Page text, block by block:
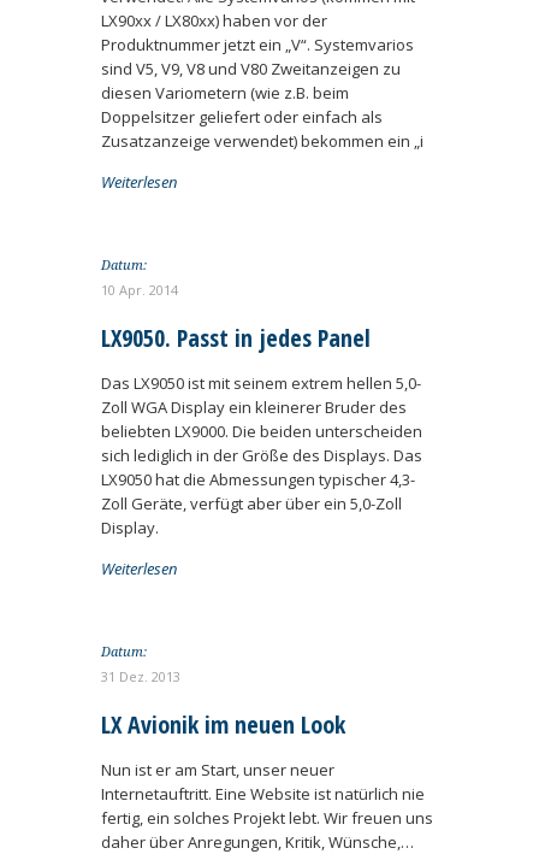
LX90xx / LX80xx) haben vor der
Produktnummer jetzt ein „V“. Systemvarios
sind V5, V9, V8 und V80 Zweitanzeigen zu
diesen Variometern (wie z.B. beim
Doppelsitzer geliefert oder einfach als
Zusatzanzeige verwendet) bekommen ein „i
Weiterlesen
Datum:
10 Apr. 2014
LX9050. Passt in jedes Panel
Das LX9050 ist mit seinem extrem hellen 5,0-
Zoll WGA Display ein kleinerer Bruder des
beliebten LX9000. Die beiden unterscheiden
sich lediglich in der Größe des Displays. Das
LX9050 hat die Abmessungen typischer 4,3-
Zoll Geräte, verfügt aber über ein 5,0-Zoll
Display.
Weiterlesen
Datum:
31 Dez. 2013
LX Avionik im neuen Look
Nun ist er am Start, unser neuer
Internetauftritt. Eine Website ist natürlich nie
fertig, ein solches Projekt lebt. Wir freuen uns
daher über Anregungen, Kritik, Wünsche,…